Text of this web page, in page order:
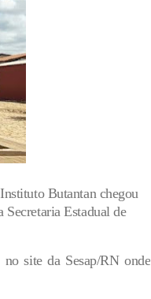
Butantan chegou
Secretaria Estadual de
site da Sesap/RN onde